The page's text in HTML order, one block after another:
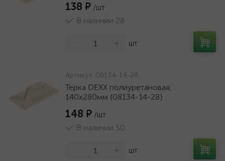
138 ₽ /шт
В наличии 28
+ шт
Артикул: 08134-14-28
Терка DEXX полиуретановая,
140x280мм {08134-14-28}
148 ₽ /шт
В наличии 50
+ шт